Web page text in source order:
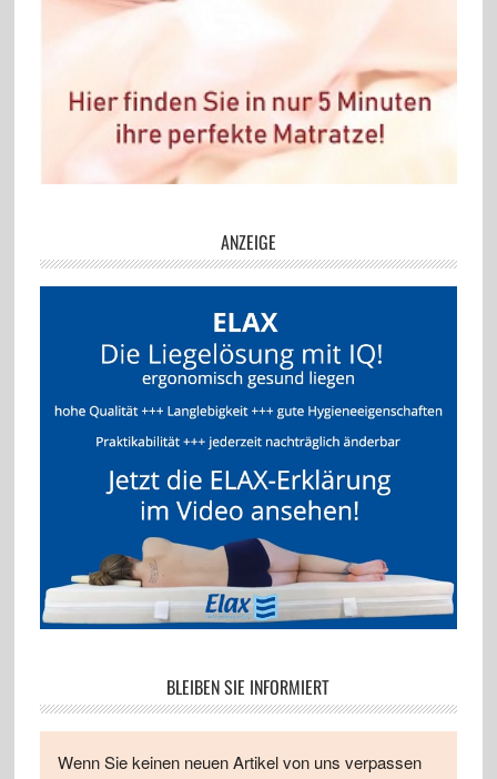
ANZEIGE
BLEIBEN SIE INFORMIERT
Wenn Sie keinen neuen Artikel von uns verpassen